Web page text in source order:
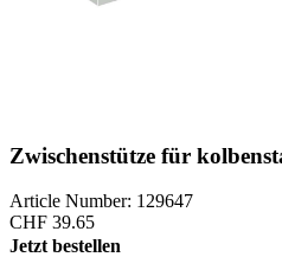
Zwischenstütze für
Article Number: 129647
CHF 39.65
Jetzt bestellen